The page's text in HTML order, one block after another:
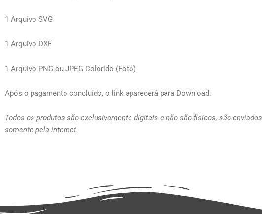
1 Arquivo SVG
1 Arquivo DXF
1 Arquivo PNG ou JPEG Colorido (Foto)
Após o pagamento concluído, o link aparecerá para Download.
Todos os produtos são exclusivamente digitais e não são físicos, são enviados
somente pela internet.